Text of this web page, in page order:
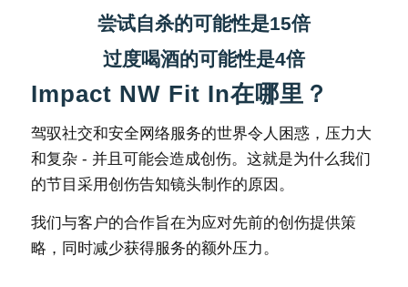
尝试自杀的可能性是15倍
过度喝酒的可能性是4倍
Impact NW Fit In在哪里？
驾驭社交和安全网络服务的世界令人困惑，压力大
和复杂 - 并且可能会造成创伤。这就是为什么我们
的节目采用创伤告知镜头制作的原因。
我们与客户的合作旨在为应对先前的创伤提供策
略，同时减少获得服务的额外压力。